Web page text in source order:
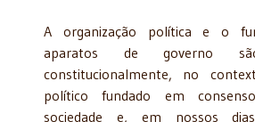
A organização política e o
aparatos de governo
constitucionalmente, no
político fundado em
sociedade e, em nossos